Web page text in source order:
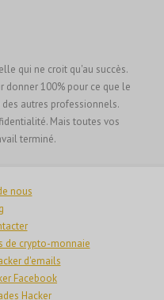
qui ne croit qu'au succès.
100% pour ce que le
autres professionnels.
Mais toutes vos
terminé.
nous
de crypto-monnaie
d'emails
Facebook
Hacker
(Österreich)
(Schweiz)